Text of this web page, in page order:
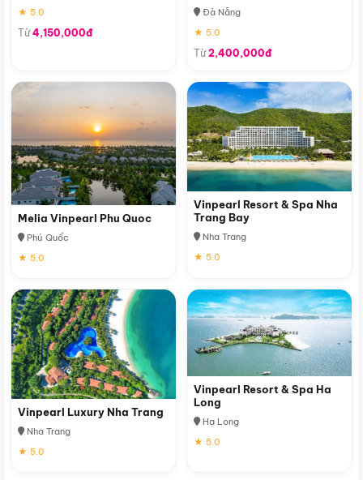
★ 5.0
Từ4,150,000đ
Đà Nẵng
★ 5.0
Từ2,400,000đ
Melia Vinpearl Phu Quoc
Phú Quốc
★ 5.0
Vinpearl Resort & Spa Nha
Trang Bay
Nha Trang
★ 5.0
Vinpearl Luxury Nha Trang
Nha Trang
★ 5.0
Vinpearl Resort & Spa Ha
Long
Hạ Long
★ 5.0